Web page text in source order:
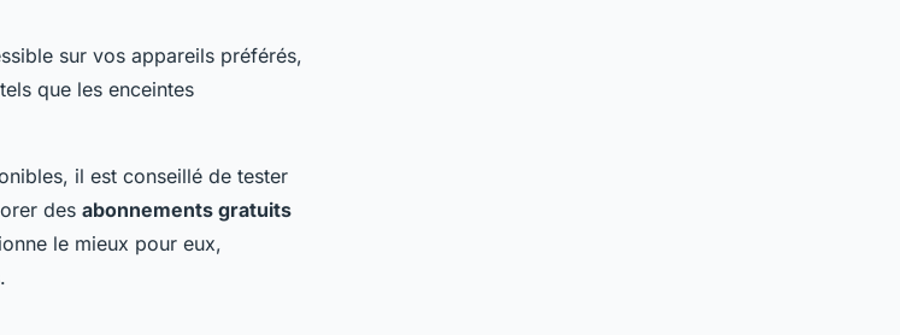
sur vos appareils préférés,
que les enceintes
il est conseillé de tester
des abonnements gratuits
le mieux pour eux,